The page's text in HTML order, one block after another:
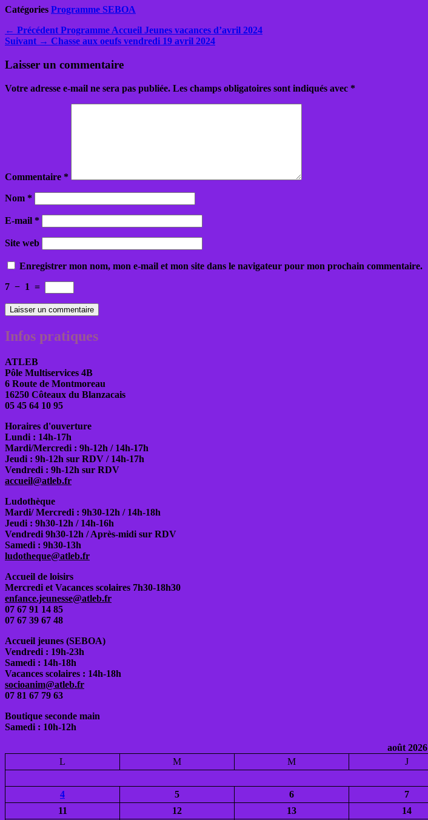
Catégories Programme SEBOA
Navigation
de
l’article
← Précédent Article
précédent :
Programme Accueil Jeunes vacances d’avril 2024
Suivant → Article
Chasse aux oeufs vendredi 19 avril 2024
Laisser un commentaire
Votre adresse e-mail ne sera pas publiée. Les champs obligatoires sont indiqués avec *
Commentaire *
Nom *
E-mail *
Site web
Enregistrer mon nom, mon e-mail et mon site dans le navigateur pour mon prochain commentaire.
7 − 1 =
Infos pratiques
ATLEB
Pôle Multiservices 4B
6 Route de Montmoreau
16250 Côteaux du Blanzacais
05 45 64 10 95
Horaires d'ouverture
Lundi : 14h-17h
Mardi/Mercredi : 9h-12h / 14h-17h
Jeudi : 9h-12h sur RDV / 14h-17h
Vendredi : 9h-12h sur RDV
accueil@atleb.fr
Ludothèque
Mardi/ Mercredi : 9h30-12h / 14h-18h
Jeudi : 9h30-12h / 14h-16h
Vendredi 9h30-12h / Après-midi sur RDV
Samedi : 9h30-13h
ludotheque@atleb.fr
Accueil de loisirs
Mercredi et Vacances scolaires 7h30-18h30
enfance.jeunesse@atleb.fr
07 67 91 14 85
07 67 39 67 48
Accueil jeunes (SEBOA)
Vendredi : 19h-23h
Samedi : 14h-18h
Vacances scolaires : 14h-18h
socioanim@atleb.fr
07 81 67 79 63
Boutique seconde main
Samedi : 10h-12h
août 2026
L
M M J
4
5 6 7
11
12 13 14